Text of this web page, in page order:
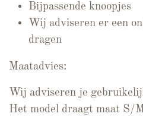
Bijpassende knoopjes
Wij adviseren er een
dragen
Maatadvies:
Wij adviseren je
Het model draagt maat S/